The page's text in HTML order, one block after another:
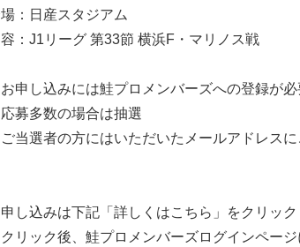
：日産スタジアム
：J1リーグ 第33節 横浜F・マリノス戦
申し込みには鮭プロメンバーズへの登録が必
募多数の場合は抽選
当選者の方にはいただいたメールアドレスに
し込みは下記「詳しくはこちら」をクリック
リック後、鮭プロメンバーズログインページ